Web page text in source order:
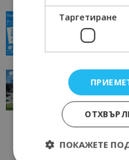
“Пощенска
всички времена
Пловдив 23/
“Пощенска
традициите,
Перник 17/
Таргетиране
ПОКАЖЕТЕ